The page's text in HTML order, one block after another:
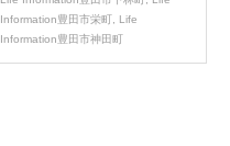
Information豊田市栄町
Life
Information豊田市神田町